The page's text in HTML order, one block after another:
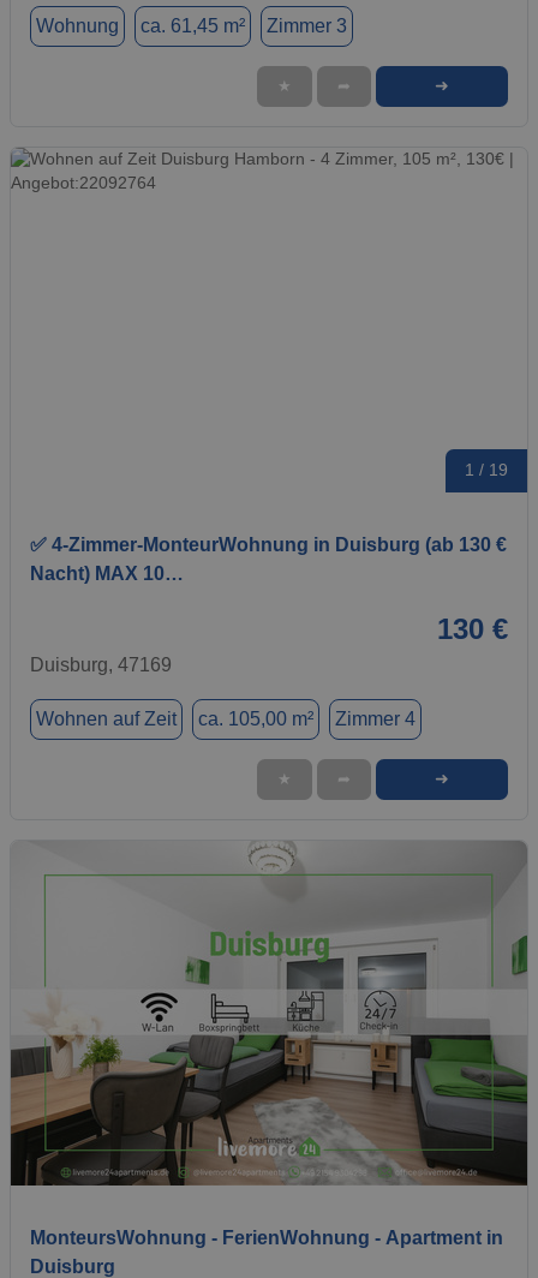
Wohnung ca. 61,45 m² Zimmer 3
★ ➦ ➜
1 / 19
✅ 4-Zimmer-MonteurWohnung in Duisburg (ab 130 €
Nacht) MAX 10…
130 €
Duisburg, 47169
Wohnen auf Zeit ca. 105,00 m² Zimmer 4
★ ➦ ➜
MonteursWohnung - FerienWohnung - Apartment in
Duisburg